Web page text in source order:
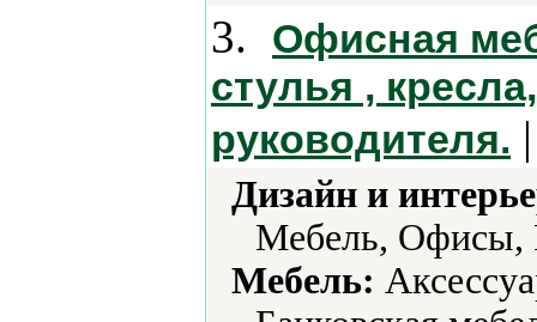
3.
Офисная
стулья ,
руководителя.
Дизайн и
Мебель, Офисы,
Мебель: